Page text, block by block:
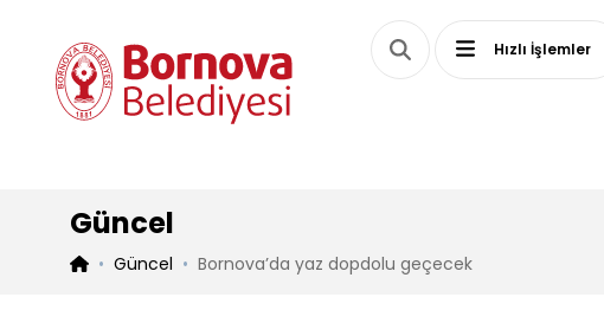
Hızlı İşlemler
Güncel
Güncel Bornova’da yaz dopdolu geçecek